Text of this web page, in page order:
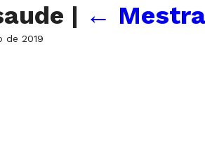
| ←
de 2019